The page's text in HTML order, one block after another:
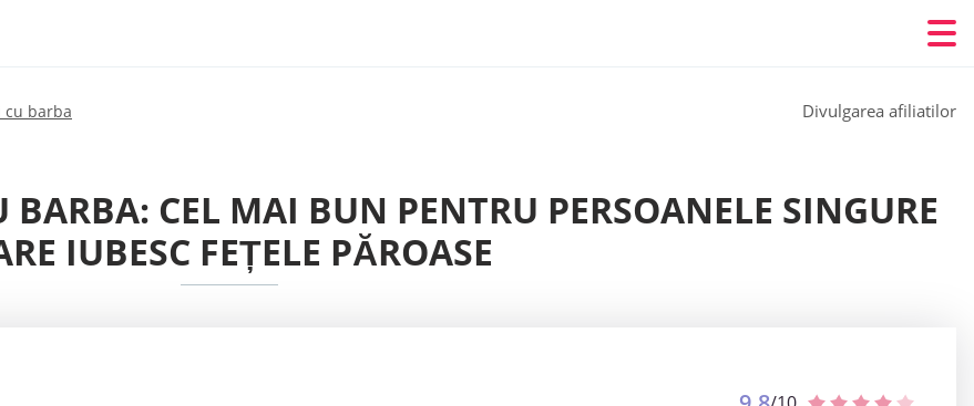
barba Divulgarea afiliatilor
CEL MAI BUN PENTRU PERSOANELE SINGURE
IUBESC FEȚELE PĂROASE